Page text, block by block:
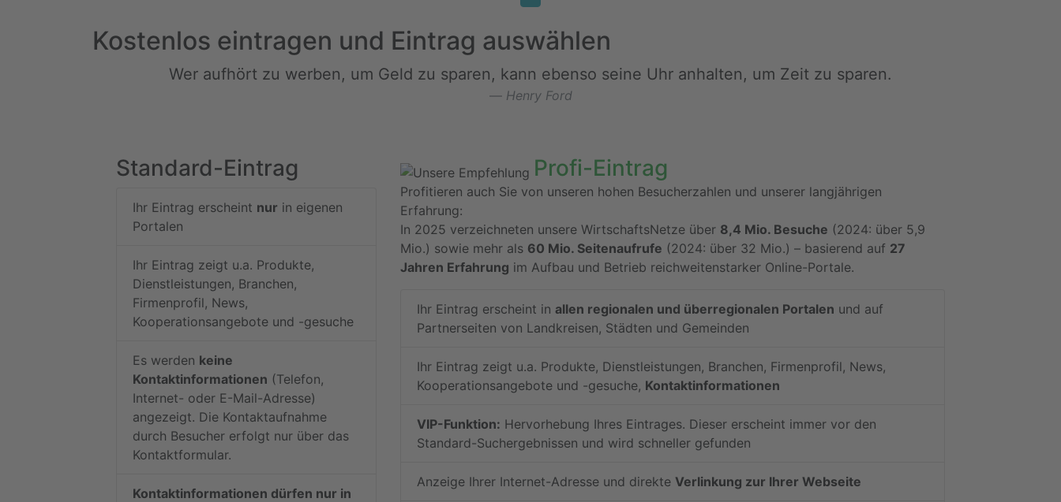
Kostenlos eintragen und Eintrag auswählen
Wer aufhört zu werben, um Geld zu sparen, kann ebenso seine Uhr anhalten, um Zeit zu sparen.
Henry Ford
Standard-Eintrag
Ihr Eintrag erscheint nur in eigenen
Portalen
Ihr Eintrag zeigt u.a. Produkte,
Dienstleistungen, Branchen,
Firmenprofil, News,
Kooperationsangebote und -gesuche
Es werden keine
Kontaktinformationen (Telefon,
Internet- oder E-Mail-Adresse)
angezeigt. Die Kontaktaufnahme
durch Besucher erfolgt nur über das
Kontaktformular.
Kontaktinformationen dürfen nur in
Profi-Eintrag
Profitieren auch Sie von unseren hohen Besucherzahlen und unserer langjährigen
Erfahrung:
In 2025 verzeichneten unsere WirtschaftsNetze über 8,4 Mio. Besuche (2024: über 5,9
Mio.) sowie mehr als 60 Mio. Seitenaufrufe (2024: über 32 Mio.) – basierend auf 27
Jahren Erfahrung im Aufbau und Betrieb reichweitenstarker Online-Portale.
Ihr Eintrag erscheint in allen regionalen und überregionalen Portalen und auf
Partnerseiten von Landkreisen, Städten und Gemeinden
Ihr Eintrag zeigt u.a. Produkte, Dienstleistungen, Branchen, Firmenprofil, News,
Kooperationsangebote und -gesuche, Kontaktinformationen
VIP-Funktion: Hervorhebung Ihres Eintrages. Dieser erscheint immer vor den
Standard-Suchergebnissen und wird schneller gefunden
Anzeige Ihrer Internet-Adresse und direkte Verlinkung zur Ihrer Webseite